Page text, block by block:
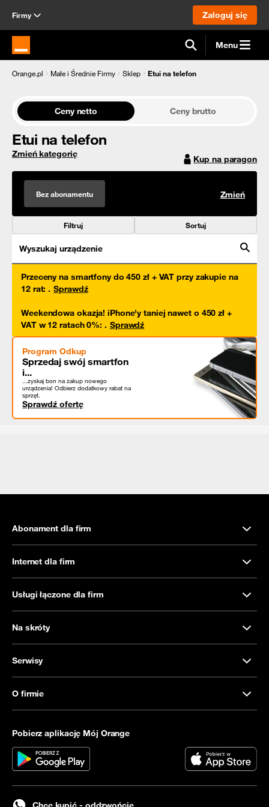
Firmy Zaloguj się
Strona główna Orange.pl Menu
Orange.pl Małe i Średnie Firmy Sklep Etui na telefon
Ceny netto Ceny brutto
Etui na telefon
Zmień kategorię Kup na paragon
Bez abonamentu Zmień
Filtruj Sortuj
Wyszukaj urządzenie
Przeceny na smartfony do 450 zł + VAT przy zakupie na
12 rat: . Sprawdź
Weekendowa okazja! iPhone'y taniej nawet o 450 zł +
VAT w 12 ratach 0%: . Sprawdź
Program Odkup
Sprzedaj swój smartfon
i...
...zyskaj bon na zakup nowego
urządzenia! Odbierz dodatkowy rabat na
sprzęt.
Sprawdź ofertę
Abonament dla firm
Internet dla firm
Usługi łączone dla firm
Na skróty
Serwisy
O firmie
Pobierz aplikację Mój Orange